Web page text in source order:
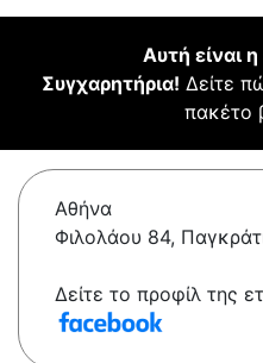
Αυτή είναι
Συγχαρητήρια! Δείτε
πακέτο
Αθήνα
Φιλολάου 84,
Δείτε το προφίλ της